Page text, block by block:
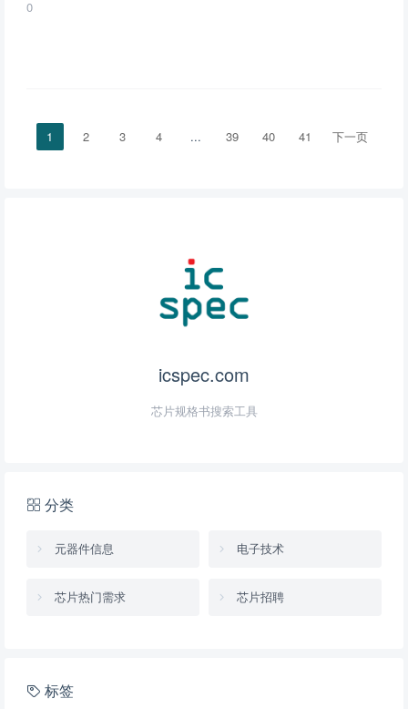
0
1 2 3 4 ... 39 40 41 下一页
icspec.com
芯片规格书搜索工具
分类
元器件信息 电子技术
芯片热门需求 芯片招聘
标签